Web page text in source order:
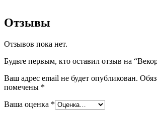
Отзывы
Отзывов пока нет.
Будьте первым, кто оставил отзыв на
Ваш адрес email не будет опубликован.
помечены *
Ваша оценка *